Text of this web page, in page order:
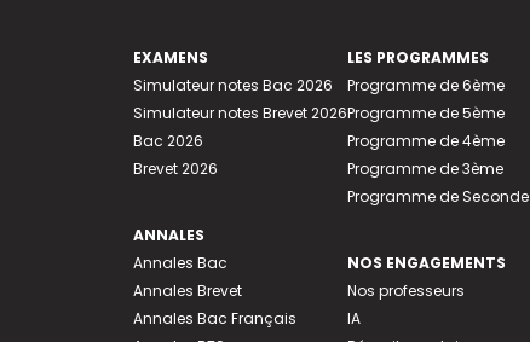
EXAMENS
Simulateur notes Bac 2026
Simulateur notes Brevet 2026
Bac 2026
Brevet 2026
ANNALES
Annales Bac
Annales Brevet
Annales Bac Français
LES PROGRAMMES
Programme de 6ème
Programme de 5ème
Programme de 4ème
Programme de 3ème
Programme de Seconde
NOS ENGAGEMENTS
Nos professeurs
IA